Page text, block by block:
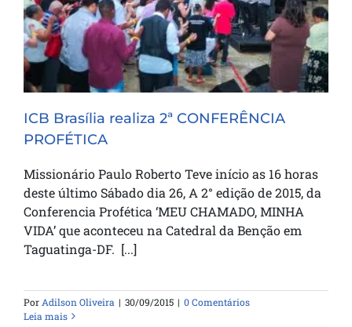
PROFÉTICA
ICB Brasília realiza 2ª CONFERÊNCIA
PROFÉTICA
Missionário Paulo Roberto Teve início as 16 horas
deste último Sábado dia 26, A 2° edição de 2015, da
Conferencia Profética ‘MEU CHAMADO, MINHA
VIDA’ que aconteceu na Catedral da Benção em
Taguatinga-DF. [...]
PorAdilson Oliveira | 30/09/2015 | 0 Comentários
Leia mais